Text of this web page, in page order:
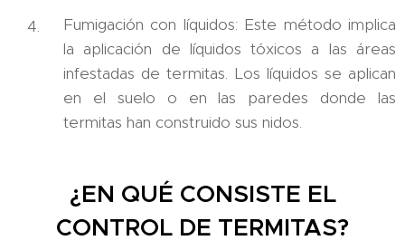
Fumigación con líquidos: Este método implica
la aplicación de líquidos tóxicos a las áreas
infestadas de termitas. Los líquidos se aplican
en el suelo o en las paredes donde las
termitas han construido sus nidos.
¿EN QUÉ CONSISTE EL
CONTROL DE TERMITAS?